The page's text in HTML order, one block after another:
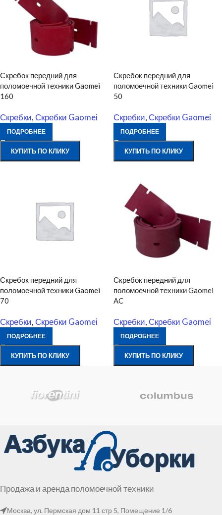
Скребок передний для
поломоечной техники Gaomei
160
Скребки, Скребки Gaomei
ПОДРОБНЕЕ
КУПИТЬ ПО КЛИКУ
Скребок передний для
поломоечной техники Gaomei
50
Скребки, Скребки Gaomei
ПОДРОБНЕЕ
КУПИТЬ ПО КЛИКУ
Скребок передний для
поломоечной техники Gaomei
70
Скребки, Скребки Gaomei
ПОДРОБНЕЕ
КУПИТЬ ПО КЛИКУ
Скребок передний для
поломоечной техники Gaomei
AC
Скребки, Скребки Gaomei
ПОДРОБНЕЕ
КУПИТЬ ПО КЛИКУ
Продажа и аренда поломоечной техники
Москва, ул. Пермская дом 11 стр 5, Помещение 1/6